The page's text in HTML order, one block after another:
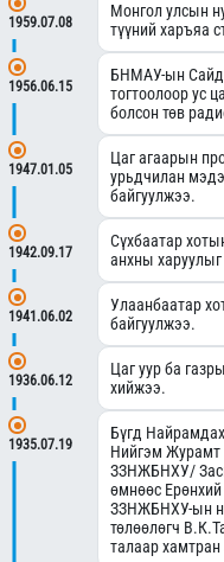
1959.07.08
Монгол улсын
түүний харъяа
1956.06.15
БНМАУ-ын Сайд
тогтоолоор ус
болсон төв
1947.01.05
Цаг агаарын
урьдчилан
байгуулжээ.
1942.09.17
Сүхбаатар
анхны
1941.06.02
Улаанбаатар
байгуулжээ.
1936.06.12
Цаг уур ба
хийжээ.
1935.07.19
Бүгд
Нийгэм Журамт
ЗЗНЖБНХУ/
өмнөөс
ЗЗНЖБНХУ-ын
төлөөлөгч
талаар хамтран